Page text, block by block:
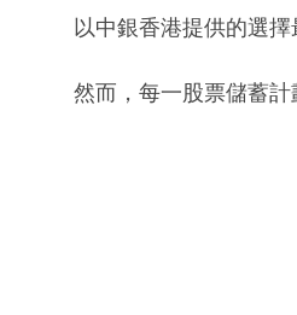
以中銀香港提供的選擇
然而，每一股票儲蓄計